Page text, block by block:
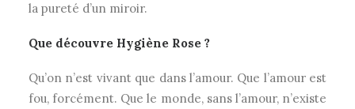
la pureté d’un miroir.
Que découvre Hygiène Rose ?
Qu’on n’est vivant que dans l’amour. Que l’amour est
fou, forcément. Que le monde, sans l’amour, n’existe